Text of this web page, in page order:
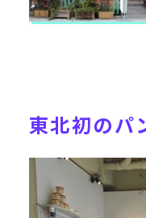
東北初のパ